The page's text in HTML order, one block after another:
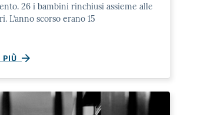
26 i bambini rinchiusi assieme alle
L’anno scorso erano 15
PIÙ